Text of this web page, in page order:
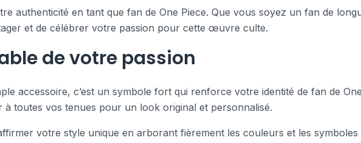
authenticité en tant que fan de One Piece. Que vous soyez un fan de
et de célébrer votre passion pour cette œuvre culte.
de votre passion
accessoire, c’est un symbole fort qui renforce votre identité de fan de
à toutes vos tenues pour un look original et personnalisé.
votre style unique en arborant fièrement les couleurs et les symboles